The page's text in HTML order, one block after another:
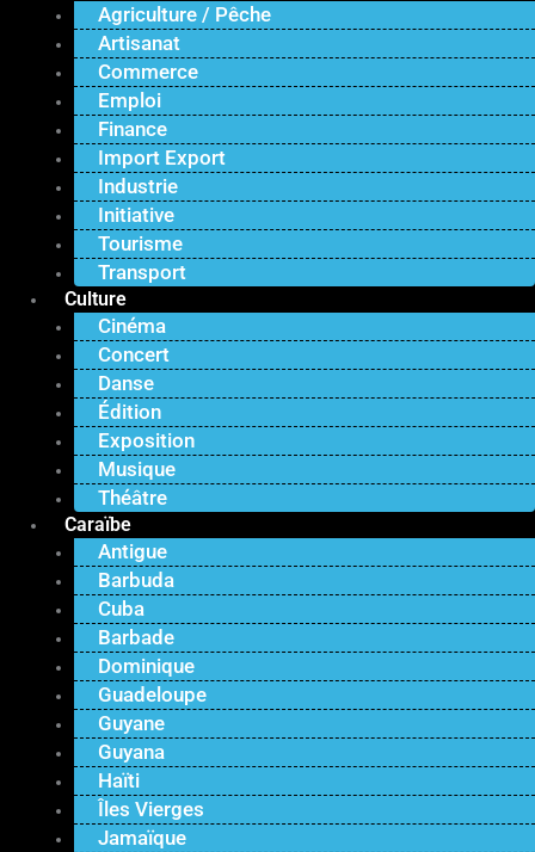
Agriculture / Pêche
Artisanat
Commerce
Emploi
Finance
Import Export
Industrie
Initiative
Tourisme
Transport
Culture
Cinéma
Concert
Danse
Édition
Exposition
Musique
Théâtre
Caraïbe
Antigue
Barbuda
Cuba
Barbade
Dominique
Guadeloupe
Guyane
Guyana
Haïti
Îles Vierges
Jamaïque